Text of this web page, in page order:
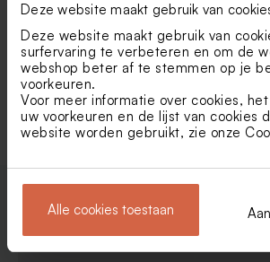
Deze website maakt gebruik van
Deze website maakt gebruik van
surfervaring te verbeteren en om de
webshop beter af te stemmen op je
voorkeuren.
Voor meer informatie over cookies,
uw voorkeuren en de lijst van cookies
website worden gebruikt, zie onze
Alle cookies toestaan
Bedankkaartje met foto en
naam baby
Kleurrijk
foto en
Bekijk alle
Enveloppen